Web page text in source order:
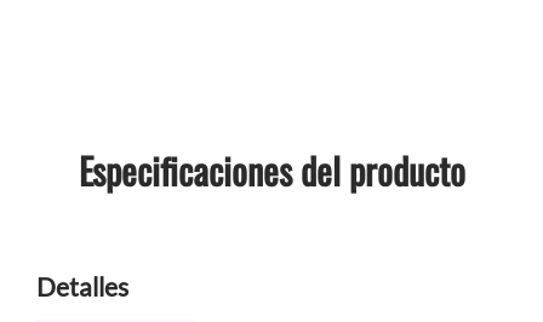
Especificaciones del producto
Detalles